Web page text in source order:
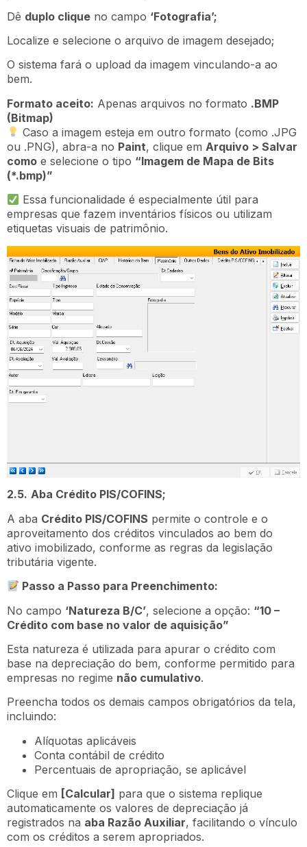
Dê duplo clique no campo ‘Fotografia’;
Localize e selecione o arquivo de imagem desejado;
O sistema fará o upload da imagem vinculando-a ao
bem.
Formato aceito: Apenas arquivos no formato .BMP
(Bitmap)
Caso a imagem esteja em outro formato (como .JPG
ou .PNG), abra-a no Paint, clique em Arquivo > Salvar
como e selecione o tipo “Imagem de Mapa de Bits
(*.bmp)”
Essa funcionalidade é especialmente útil para
empresas que fazem inventários físicos ou utilizam
etiquetas visuais de patrimônio.
2.5. Aba Crédito PIS/COFINS;
A aba Crédito PIS/COFINS permite o controle e o
aproveitamento dos créditos vinculados ao bem do
ativo imobilizado, conforme as regras da legislação
tributária vigente.
Passo a Passo para Preenchimento:
No campo ‘Natureza B/C’, selecione a opção: “10 –
Crédito com base no valor de aquisição”
Esta natureza é utilizada para apurar o crédito com
base na depreciação do bem, conforme permitido para
empresas no regime não cumulativo.
Preencha todos os demais campos obrigatórios da tela,
incluindo:
Alíquotas aplicáveis
Conta contábil de crédito
Percentuais de apropriação, se aplicável
Clique em [Calcular] para que o sistema replique
automaticamente os valores de depreciação já
registrados na aba Razão Auxiliar, facilitando o vínculo
com os créditos a serem apropriados.